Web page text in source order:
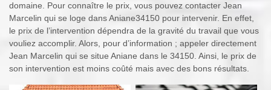
domaine. Pour connaître le prix, vous pouvez contacter Jean
Marcelin qui se loge dans Aniane34150 pour intervenir. En effet,
le prix de l’intervention dépendra de la gravité du travail que vous
vouliez accomplir. Alors, pour d’information ; appeler directement
Jean Marcelin qui se situe Aniane dans le 34150. Ainsi, le prix de
son intervention est moins coûté mais avec des bons résultats.